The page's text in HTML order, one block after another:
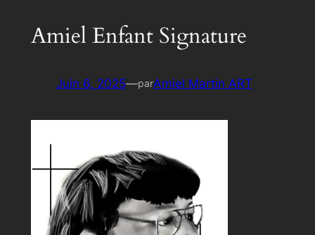
Amiel Enfant Signature
Juin 6, 2025—parAmiel Martin ART